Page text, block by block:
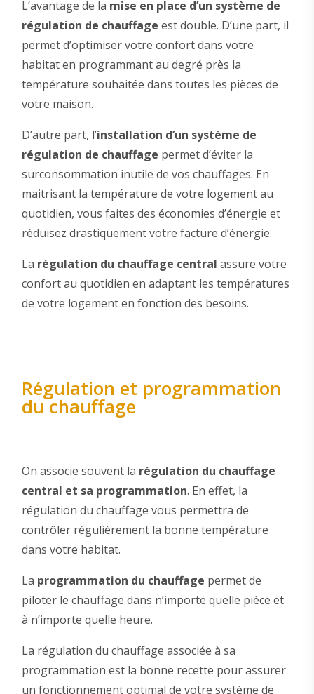
L’avantage de la mise en place d’un système de
régulation de chauffage est double. D’une part, il
permet d’optimiser votre confort dans votre
habitat en programmant au degré près la
température souhaitée dans toutes les pièces de
votre maison.
D’autre part, l’installation d’un système de
régulation de chauffage permet d’éviter la
surconsommation inutile de vos chauffages. En
maitrisant la température de votre logement au
quotidien, vous faites des économies d’énergie et
réduisez drastiquement votre facture d’énergie.
La régulation du chauffage central assure votre
confort au quotidien en adaptant les températures
de votre logement en fonction des besoins.
Régulation et programmation
du chauffage
On associe souvent la régulation du chauffage
central et sa programmation. En effet, la
régulation du chauffage vous permettra de
contrôler régulièrement la bonne température
dans votre habitat.
La programmation du chauffage permet de
piloter le chauffage dans n’importe quelle pièce et
à n’importe quelle heure.
La régulation du chauffage associée à sa
programmation est la bonne recette pour assurer
un fonctionnement optimal de votre système de